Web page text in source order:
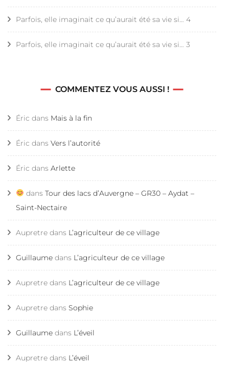
Parfois, elle imaginait ce qu’aurait été sa vie si… 4
Parfois, elle imaginait ce qu’aurait été sa vie si… 3
COMMENTEZ VOUS AUSSI !
Éric dans Mais à la fin
Éric dans Vers l’autorité
Éric dans Arlette
dans Tour des lacs d’Auvergne – GR30 – Aydat –
Saint-Nectaire
Aupretre dans L’agriculteur de ce village
Guillaume dans L’agriculteur de ce village
Aupretre dans L’agriculteur de ce village
Aupretre dans Sophie
Guillaume dans L’éveil
Aupretre dans L’éveil